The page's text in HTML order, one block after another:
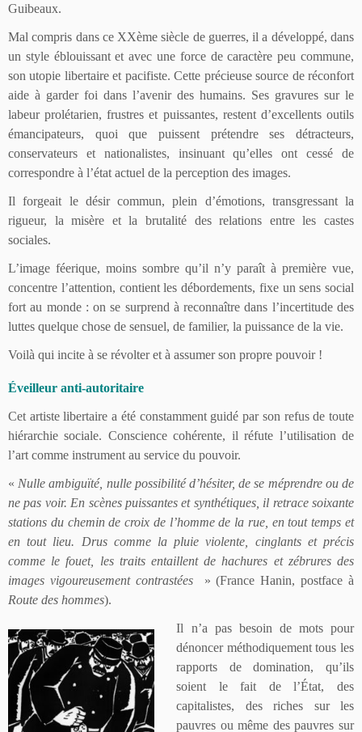
Guibeaux.
Mal compris dans ce XXème siècle de guerres, il a développé, dans
un style éblouissant et avec une force de caractère peu commune,
son utopie libertaire et pacifiste. Cette précieuse source de réconfort
aide à garder foi dans l’avenir des humains. Ses gravures sur le
labeur prolétarien, frustres et puissantes, restent d’excellents outils
émancipateurs, quoi que puissent prétendre ses détracteurs,
conservateurs et nationalistes, insinuant qu’elles ont cessé de
correspondre à l’état actuel de la perception des images.
Il forgeait le désir commun, plein d’émotions, transgressant la
rigueur, la misère et la brutalité des relations entre les castes
sociales.
L’image féerique, moins sombre qu’il n’y paraît à première vue,
concentre l’attention, contient les débordements, fixe un sens social
fort au monde : on se surprend à reconnaître dans l’incertitude des
luttes quelque chose de sensuel, de familier, la puissance de la vie.
Voilà qui incite à se révolter et à assumer son propre pouvoir !
Éveilleur anti-autoritaire
Cet artiste libertaire a été constamment guidé par son refus de toute
hiérarchie sociale. Conscience cohérente, il réfute l’utilisation de
l’art comme instrument au service du pouvoir.
« Nulle ambiguïté, nulle possibilité d’hésiter, de se méprendre ou de
ne pas voir. En scènes puissantes et synthétiques, il retrace soixante
stations du chemin de croix de l’homme de la rue, en tout temps et
en tout lieu. Drus comme la pluie violente, cinglants et précis
comme le fouet, les traits entaillent de hachures et zébrures des
images vigoureusement contrastées
» (France Hanin, postface à
Route des hommes).
Il n’a pas besoin de mots pour
dénoncer méthodiquement tous les
rapports de domination, qu’ils
soient le fait de l’État, des
capitalistes, des riches sur les
pauvres ou même des pauvres sur